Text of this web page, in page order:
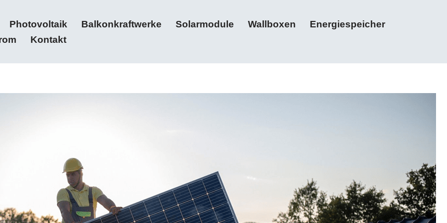
Photovoltaik Balkonkraftwerke Solarmodule Wallboxen
Energiespeicher
Kontakt